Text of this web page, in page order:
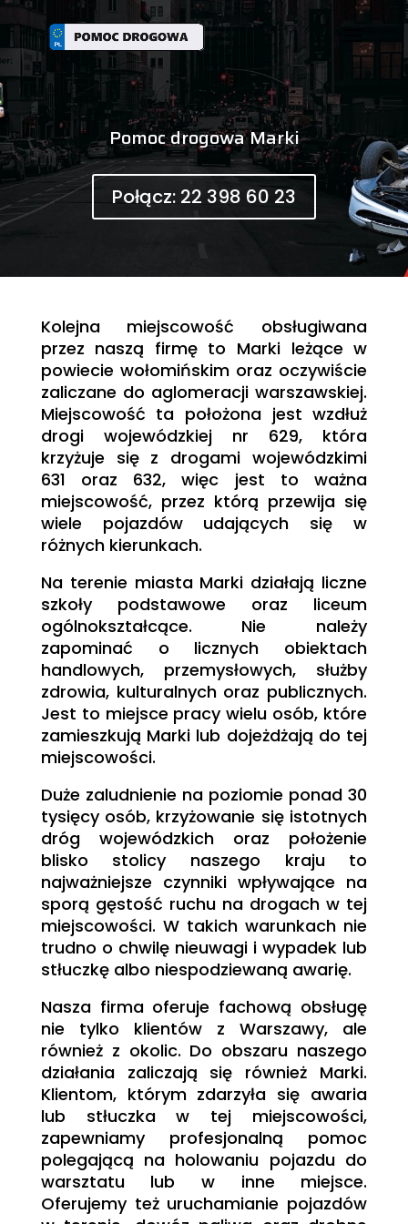
Pomoc drogowa Marki
Połącz: 22 398 60 23
Kolejna miejscowość obsługiwana
przez naszą firmę to Marki leżące w
powiecie wołomińskim oraz oczywiście
zaliczane do aglomeracji warszawskiej.
Miejscowość ta położona jest wzdłuż
drogi wojewódzkiej nr 629, która
krzyżuje się z drogami wojewódzkimi
631 oraz 632, więc jest to ważna
miejscowość, przez którą przewija się
wiele pojazdów udających się w
różnych kierunkach.
Na terenie miasta Marki działają liczne
szkoły podstawowe oraz liceum
ogólnokształcące. Nie należy
zapominać o licznych obiektach
handlowych, przemysłowych, służby
zdrowia, kulturalnych oraz publicznych.
Jest to miejsce pracy wielu osób, które
zamieszkują Marki lub dojeżdżają do tej
miejscowości.
Duże zaludnienie na poziomie ponad 30
tysięcy osób, krzyżowanie się istotnych
dróg wojewódzkich oraz położenie
blisko stolicy naszego kraju to
najważniejsze czynniki wpływające na
sporą gęstość ruchu na drogach w tej
miejscowości. W takich warunkach nie
trudno o chwilę nieuwagi i wypadek lub
stłuczkę albo niespodziewaną awarię.
Nasza firma oferuje fachową obsługę
nie tylko klientów z Warszawy, ale
również z okolic. Do obszaru naszego
działania zaliczają się również Marki.
Klientom, którym zdarzyła się awaria
lub stłuczka w tej miejscowości,
zapewniamy profesjonalną pomoc
polegającą na holowaniu pojazdu do
warsztatu lub w inne miejsce.
Oferujemy też uruchamianie pojazdów